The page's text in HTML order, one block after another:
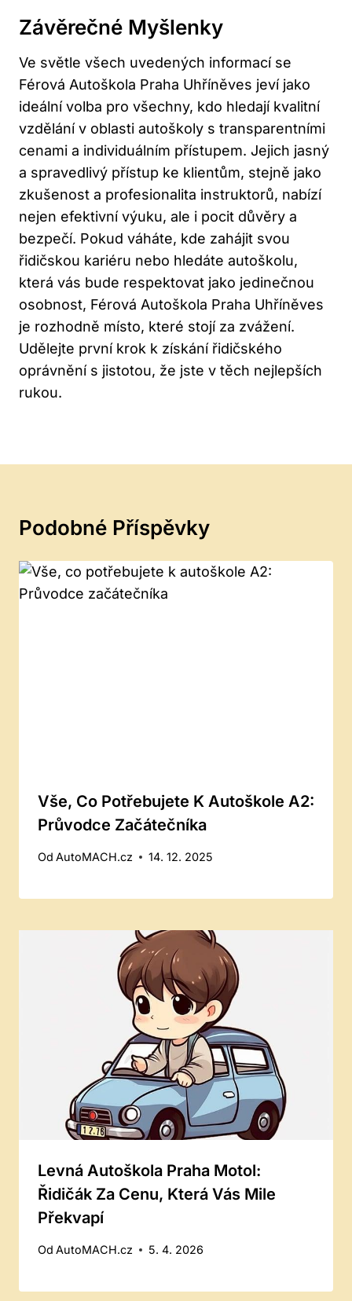
Závěrečné Myšlenky
Ve světle všech uvedených informací se⁤
Férová Autoškola Praha Uhříněves​ jeví jako
ideální‍ volba pro‌ všechny, kdo hledají kvalitní
vzdělání v⁢ oblasti autoškoly s transparentními
cenami a individuálním přístupem. Jejich jasný
a spravedlivý‍ přístup ke klientům, stejně jako⁢
zkušenost a profesionalita instruktorů, ‍nabízí
nejen efektivní výuku, ale i pocit důvěry a
bezpečí. Pokud váháte, kde zahájit svou
řidičskou kariéru nebo hledáte autoškolu,
která vás bude respektovat jako jedinečnou
osobnost, Férová Autoškola Praha Uhříněves
je rozhodně místo, které stojí za zvážení.​
Udělejte první krok k získání⁢ řidičského‌
oprávnění s jistotou, že jste v těch nejlepších
rukou.
Podobné Příspěvky
Vše, Co Potřebujete K Autoškole A2:
Průvodce Začátečníka
Od AutoMACH.cz 14. 12. 2025
Levná Autoškola Praha Motol:
Řidičák Za Cenu, Která Vás Mile
Překvapí
Od AutoMACH.cz 5. 4. 2026